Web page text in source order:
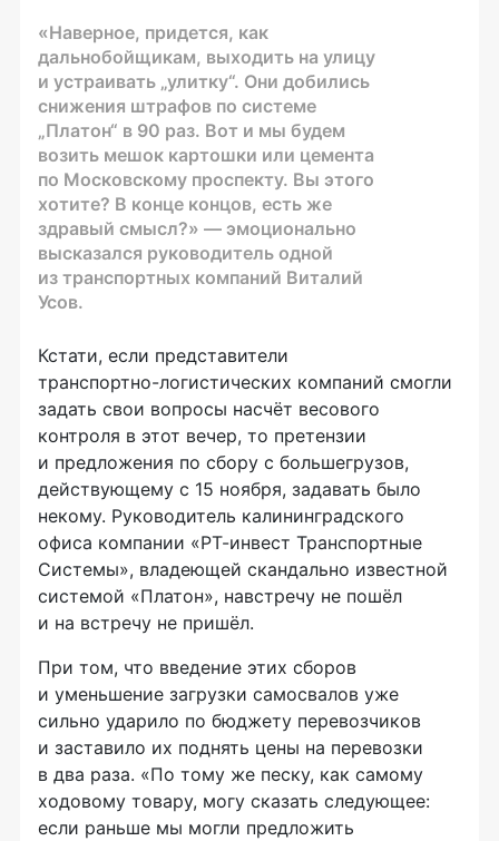
«Наверное, придется, как
дальнобойщикам, выходить на улицу
и устраивать „улитку“. Они добились
снижения штрафов по системе
„Платон“ в 90 раз. Вот и мы будем
возить мешок картошки или цемента
по Московскому проспекту. Вы этого
хотите? В конце концов, есть же
здравый смысл?» — эмоционально
высказался руководитель одной
из транспортных компаний Виталий
Усов.
Кстати, если представители
транспортно-логистических компаний смогли
задать свои вопросы насчёт весового
контроля в этот вечер, то претензии
и предложения по сбору с большегрузов,
действующему с 15 ноября, задавать было
некому. Руководитель калининградского
офиса компании «РТ-инвест Транспортные
Системы», владеющей скандально известной
системой «Платон», навстречу не пошёл
и на встречу не пришёл.
При том, что введение этих сборов
и уменьшение загрузки самосвалов уже
сильно ударило по бюджету перевозчиков
и заставило их поднять цены на перевозки
в два раза. «По тому же песку, как самому
ходовому товару, могу сказать следующее:
если раньше мы могли предложить